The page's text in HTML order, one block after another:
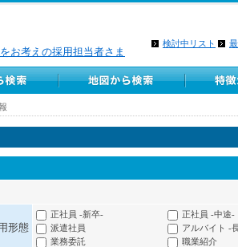
検討中リスト
お考えの採用担当者さま
形態
正社員 -新卒- 正社員 -中途-
派遣社員
アルバイト -
業務委託
職業紹介